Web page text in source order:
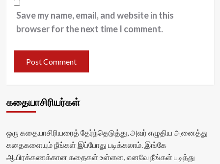
Save my name, email, and website in this
browser for the next time I comment.
கதையாசிரியர்கள்
ஒரு கதையாசிரியரைத் தேர்ந்தெடுத்து, அவர் எழுதிய அனைத்து
கதைகளையும் நீங்கள் இப்போது படிக்கலாம். இங்கே
ஆயிரக்கணக்கான கதைகள் உள்ளன, எனவே நீங்கள் படித்து